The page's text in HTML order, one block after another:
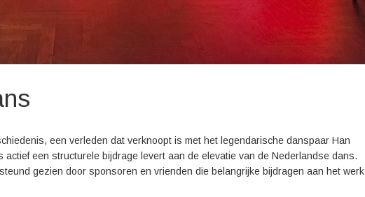
een verleden dat verknoopt is met het legendarische danspaar Han
een structurele bijdrage levert aan de elevatie van de Nederlandse dans.
gezien door sponsoren en vrienden die belangrijke bijdragen aan het werk